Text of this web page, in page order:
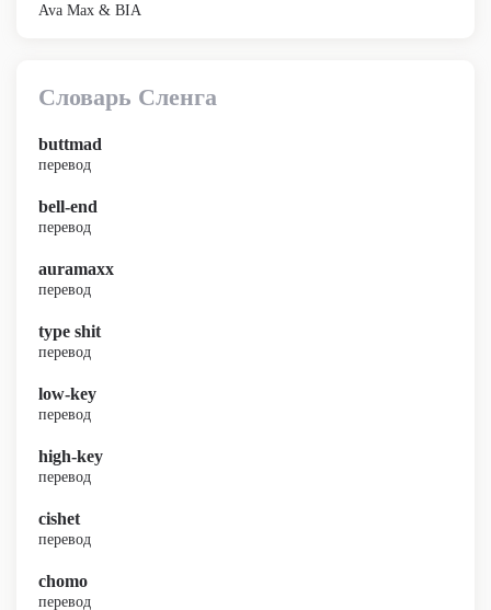
Ava Max & BIA
Словарь Сленга
buttmad
перевод
bell-end
перевод
auramaxx
перевод
type shit
перевод
low-key
перевод
high-key
перевод
cishet
перевод
chomo
перевод